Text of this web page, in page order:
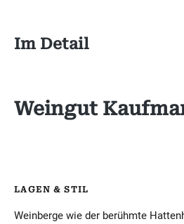
Im Detail
Weingut
LAGEN & STIL
Weinberge wie der berühmte